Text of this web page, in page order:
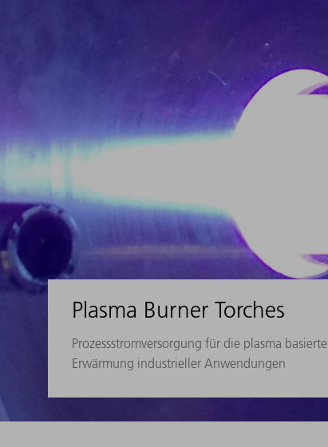
Plasma Burner Torches
Prozessstromversorgung für die plasma basierte
Erwärmung industrieller Anwendungen